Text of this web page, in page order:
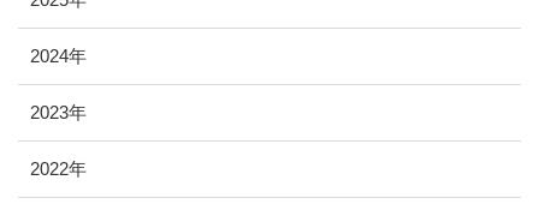
2024年
2023年
2022年